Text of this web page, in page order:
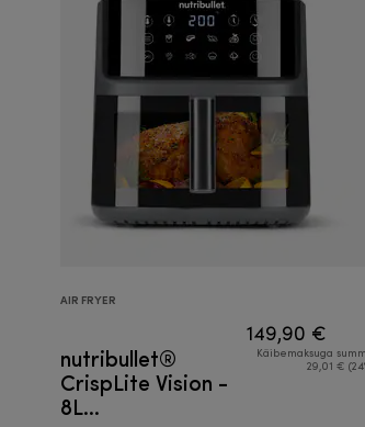
AIR FRYER
nutribullet®
CrispLite Vision -
8L
149,90 €
Käibemaksuga
29,01 €